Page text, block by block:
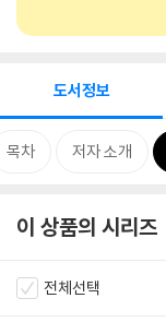
도서정보
목차 저자 소개
이 상품의 시리즈
전체선택